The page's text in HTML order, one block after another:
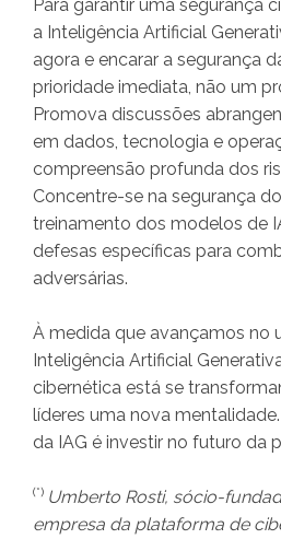
Para garantir uma segurança
a Inteligência Artificial
agora e encarar a segurança
prioridade imediata, não um
Promova discussões
em dados, tecnologia e
compreensão profunda dos
Concentre-se na segurança
treinamento dos modelos de
defesas específicas para
adversárias.
À medida que avançamos no
Inteligência Artificial
cibernética está se
líderes uma nova
da IAG é investir no futuro da
(*) Umberto Rosti, sócio-
empresa da plataforma de